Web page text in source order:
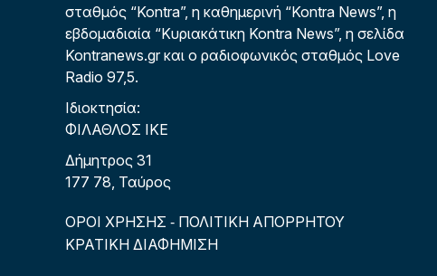
σταθμός “Kontra”, η καθημερινή “Kontra News”, η
εβδομαδιαία “Κυριακάτικη Kontra News”, η σελίδα
Kontranews.gr και ο ραδιοφωνικός σταθμός Love
Radio 97,5.
Ιδιοκτησία:
ΦΙΛΑΘΛΟΣ ΙΚΕ
Δήμητρος 31
177 78, Ταύρος
ΟΡΟΙ ΧΡΗΣΗΣ - ΠΟΛΙΤΙΚΗ ΑΠΟΡΡΗΤΟΥ
ΚΡΑΤΙΚΗ ΔΙΑΦΗΜΙΣΗ